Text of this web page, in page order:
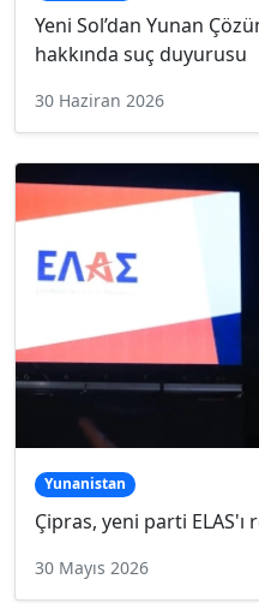
Yeni Sol’dan Yunan
hakkında suç duyurusu
30 Haziran 2026
Yunanistan
Çipras, yeni parti
30 Mayıs 2026